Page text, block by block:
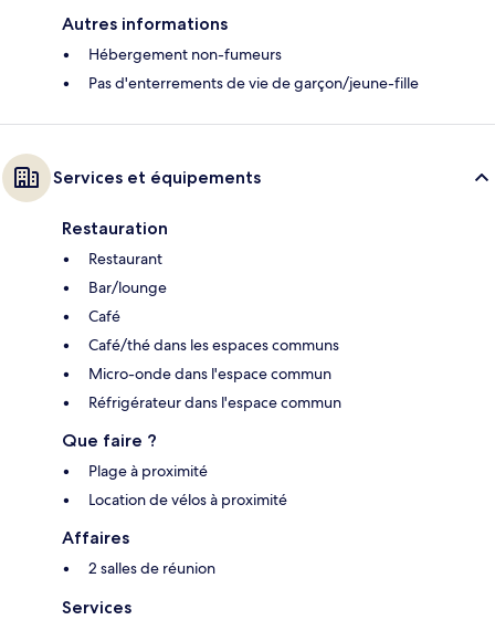
Autres informations
Hébergement non-fumeurs
Pas d'enterrements de vie de garçon/jeune-fille
Services et équipements
Restauration
Restaurant
Bar/lounge
Café
Café/thé dans les espaces communs
Micro-onde dans l'espace commun
Réfrigérateur dans l'espace commun
Que faire ?
Plage à proximité
Location de vélos à proximité
Affaires
2 salles de réunion
Services